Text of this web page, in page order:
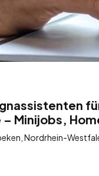
Minijobs,
Nordrhein-